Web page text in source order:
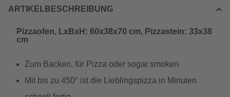
ARTIKELBESCHREIBUNG
Pizzaofen, LxBxH: 60x38x70 cm, Pizzastein: 33x38
cm
Zum Backen, für Pizza oder sogar smoken
Mit bis zu 450° ist die Lieblingspizza in Minuten